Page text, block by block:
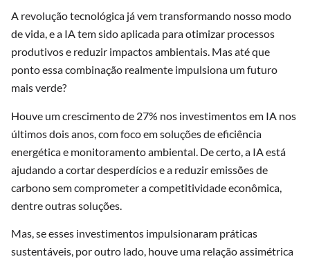
A revolução tecnológica já vem transformando nosso modo
de vida, e a IA tem sido aplicada para otimizar processos
produtivos e reduzir impactos ambientais. Mas até que
ponto essa combinação realmente impulsiona um futuro
mais verde?
Houve um crescimento de 27% nos investimentos em IA nos
últimos dois anos, com foco em soluções de eficiência
energética e monitoramento ambiental. De certo, a IA está
ajudando a cortar desperdícios e a reduzir emissões de
carbono sem comprometer a competitividade econômica,
dentre outras soluções.
Mas, se esses investimentos impulsionaram práticas
sustentáveis, por outro lado, houve uma relação assimétrica